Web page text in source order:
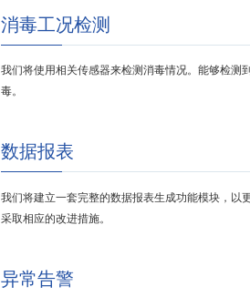
消毒工况检测
我们将使用相关传感器来检测消毒情况。能够检
毒。
数据报表
我们将建立一套完整的数据报表生成功能模块，
采取相应的改进措施。
异常告警